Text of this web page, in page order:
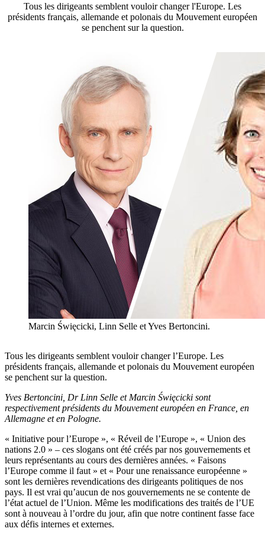
Tous les dirigeants semblent vouloir changer l'Europe. Les
présidents français, allemande et polonais du Mouvement européen
se penchent sur la question.
Marcin Święcicki, Linn Selle et Yves Bertoncini.
Tous les dirigeants semblent vouloir changer l’Europe. Les
présidents français, allemande et polonais du Mouvement européen
se penchent sur la question.
Yves Bertoncini, Dr Linn Selle et Marcin Święcicki sont
respectivement présidents du Mouvement européen en France, en
Allemagne et en Pologne.
« Initiative pour l’Europe », « Réveil de l’Europe », « Union des
nations 2.0 » – ces slogans ont été créés par nos gouvernements et
leurs représentants au cours des dernières années. « Faisons
l’Europe comme il faut » et « Pour une renaissance européenne »
sont les dernières revendications des dirigeants politiques de nos
pays. Il est vrai qu’aucun de nos gouvernements ne se contente de
l’état actuel de l’Union. Même les modifications des traités de l’UE
sont à nouveau à l’ordre du jour, afin que notre continent fasse face
aux défis internes et externes.